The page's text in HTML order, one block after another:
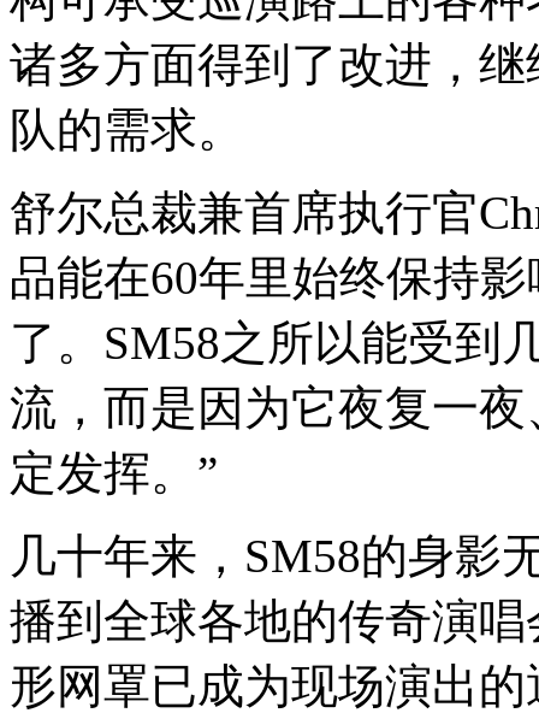
诸多方面得到了改进，
队的需求。
舒尔总裁兼首席执行官
品能在60年里始终保持
了。SM58之所以能受到
流，而是因为它夜复一
定发挥。”
几十年来，SM58的身影
播到全球各地的传奇演
形网罩已成为现场演出